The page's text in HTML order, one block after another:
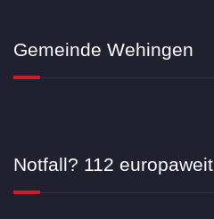
Gemeinde Wehingen
Notfall? 112 europaweit